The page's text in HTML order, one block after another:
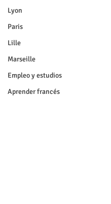
Lyon
Paris
Lille
Marseille
Empleo y estudios
Aprender francés